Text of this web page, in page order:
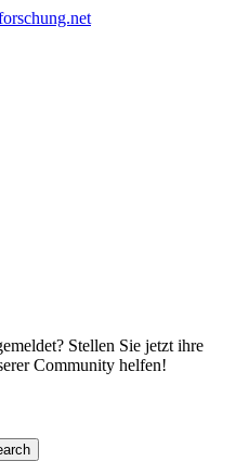
Stellen Sie jetzt ihre
Community helfen!